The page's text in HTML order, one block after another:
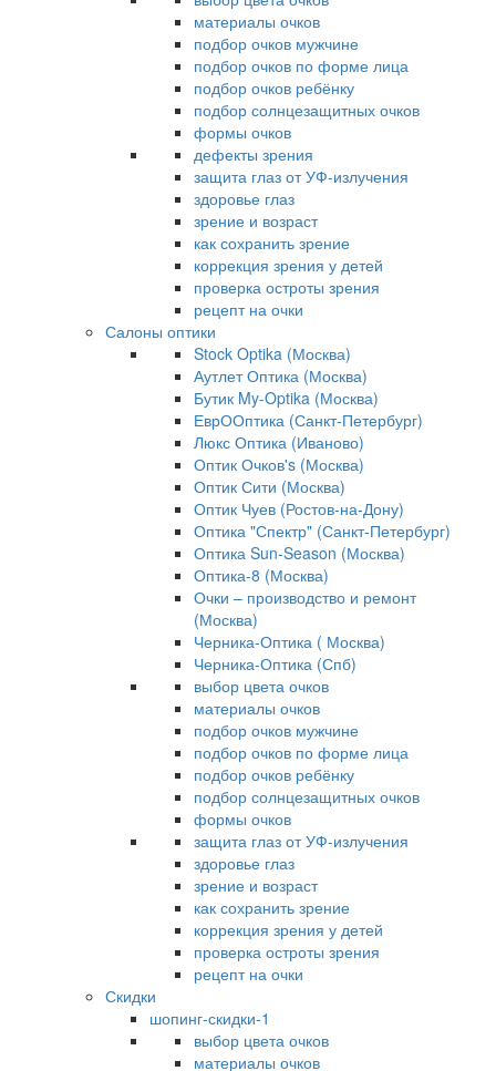
материалы очков
подбор очков мужчине
подбор очков по форме лица
подбор очков ребёнку
подбор солнцезащитных очков
формы очков
дефекты зрения
защита глаз от УФ-излучения
здоровье глаз
зрение и возраст
как сохранить зрение
коррекция зрения у детей
проверка остроты зрения
рецепт на очки
Салоны оптики
Stock Optika (Москва)
Аутлет Оптика (Москва)
Бутик My-Optika (Москва)
ЕврООптика (Санкт-Петербург)
Люкс Оптика (Иваново)
Оптик Очков's (Москва)
Оптик Сити (Москва)
Оптик Чуев (Ростов-на-Дону)
Оптика "Спектр" (Санкт-Петербург)
Оптика Sun-Season (Москва)
Оптика-8 (Москва)
Очки – производство и ремонт
(Москва)
Черника-Оптика ( Москва)
Черника-Оптика (Спб)
выбор цвета очков
материалы очков
подбор очков мужчине
подбор очков по форме лица
подбор очков ребёнку
подбор солнцезащитных очков
формы очков
защита глаз от УФ-излучения
здоровье глаз
зрение и возраст
как сохранить зрение
коррекция зрения у детей
проверка остроты зрения
рецепт на очки
Скидки
шопинг-скидки-1
выбор цвета очков
материалы очков